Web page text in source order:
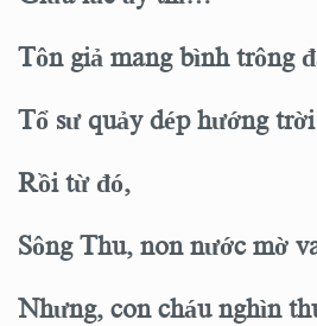
Tôn giả mang bình trông
Tổ sư quảy dép hướng
Rồi từ đó,
Sông Thu, non nước mờ
Nhưng, con cháu nghìn